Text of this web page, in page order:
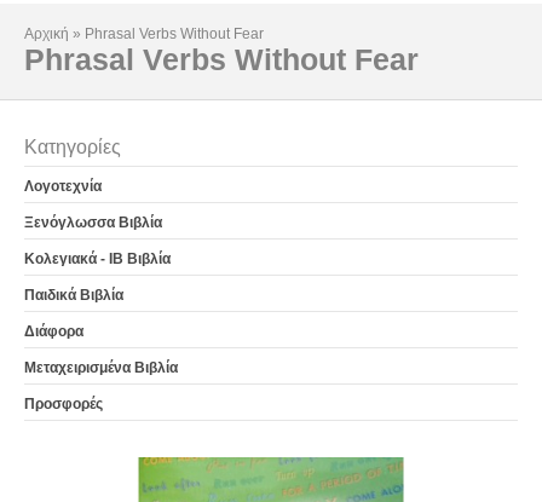
Αρχική » Phrasal Verbs Without Fear
Phrasal Verbs Without Fear
Κατηγορίες
Λογοτεχνία
Ξενόγλωσσα Βιβλία
Κολεγιακά - IB Βιβλία
Παιδικά Βιβλία
Διάφορα
Μεταχειρισμένα Βιβλία
Προσφορές